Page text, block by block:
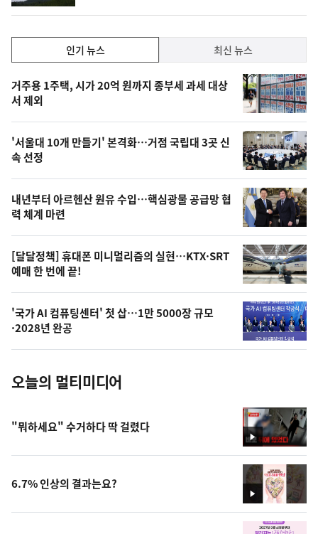
기,
최
신,
오
늘
의
영
상
오
늘
의
사
진
인기 뉴스 최신 뉴스
인
기
뉴
스
거주용 1주택, 시가 20억 원까지 종부세 과세 대상
서 제외
'서울대 10개 만들기' 본격화…거점 국립대 3곳 신
속 선정
내년부터 아르헨산 원유 수입…핵심광물 공급망 협
력 체계 마련
[달달정책] 휴대폰 미니멀리즘의 실현…KTX·SRT
예매 한 번에 끝!
'국가 AI 컴퓨팅센터' 첫 삽…1만 5000장 규모
·2028년 완공
오늘의 멀티미디어
영
상
"뭐하세요" 수거하다 딱 걸렸다
영
상
6.7% 인상의 결과는요?